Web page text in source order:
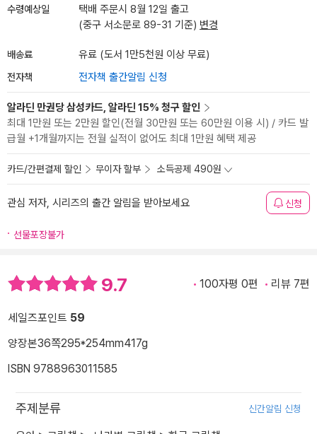
수령예상일
택배 주문시 8월 12일 출고
(중구 서소문로 89-31 기준) 변경
배송료 유료 (도서 1만5천원 이상 무료)
전자책 전자책 출간알림 신청
알라딘 만권당 삼성카드, 알라딘 15% 청구 할인
최대 1만원 또는 2만원 할인(전월 30만원 또는 60만원 이용 시) / 카드 발
급월 +1개월까지는 전월 실적이 없어도 최대 1만원 혜택 제공
카드/간편결제 할인 무이자 할부 소득공제 490원
관심 저자, 시리즈의 출간 알림을 받아보세요 신청
선물포장불가
9.7 100자평 0편 리뷰 7편
세일즈포인트 59
양장본36쪽295*254mm417g
ISBN 9788963011585
주제분류 신간알림 신청